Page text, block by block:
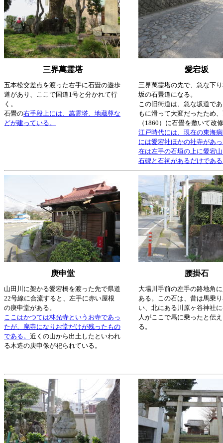
三界萬霊塔 愛宕坂
五本松交差点を渡った右手に石畳の遊歩
道があり、ここで国道1号と分かれて行
く。
石畳の右手段上には、萬霊塔、地蔵尊な
どが建っている。
三界萬霊塔の先で、急な下
坂の石畳道になる。
この旧街道は、急な坂道で
もに滑って大変だったため
（1860）に石畳を敷いて改
江戸時代には、現在の東海
には愛宕社ほかの社寺があ
在は左手の石垣の上に愛宕
石碑と石祠があるだけであ
庚申堂 腰掛石
山田川に架かる愛宕橋を渡った先で県道
22号線に合流すると、左手に赤い屋根
の庚申堂がある。
ここはかつては林光寺というお寺であっ
たが、廃寺になりお堂だけが残ったもの
である。 近くの山から出土したといわれ
る木造の庚申像が祀られている。
大場川手前の左手の路地角
ある。この石は、昔は馬乗
い、北にある川原ヶ谷神社
人がここで馬に乗ったと伝
る。